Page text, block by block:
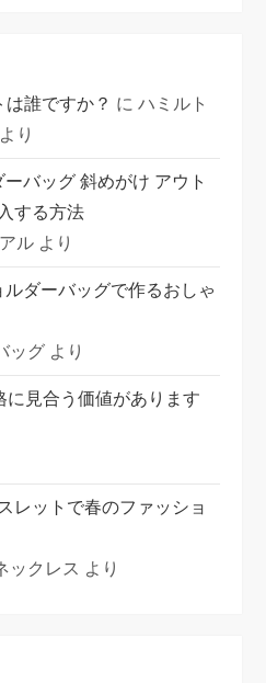
誰ですか？ にハミルト
より
バッグ 斜めがけ アウト
する方法
ル より
ルダーバッグで作るおしゃ
ッグ より
に見合う価値があります
レットで春のファッショ
ックレス より